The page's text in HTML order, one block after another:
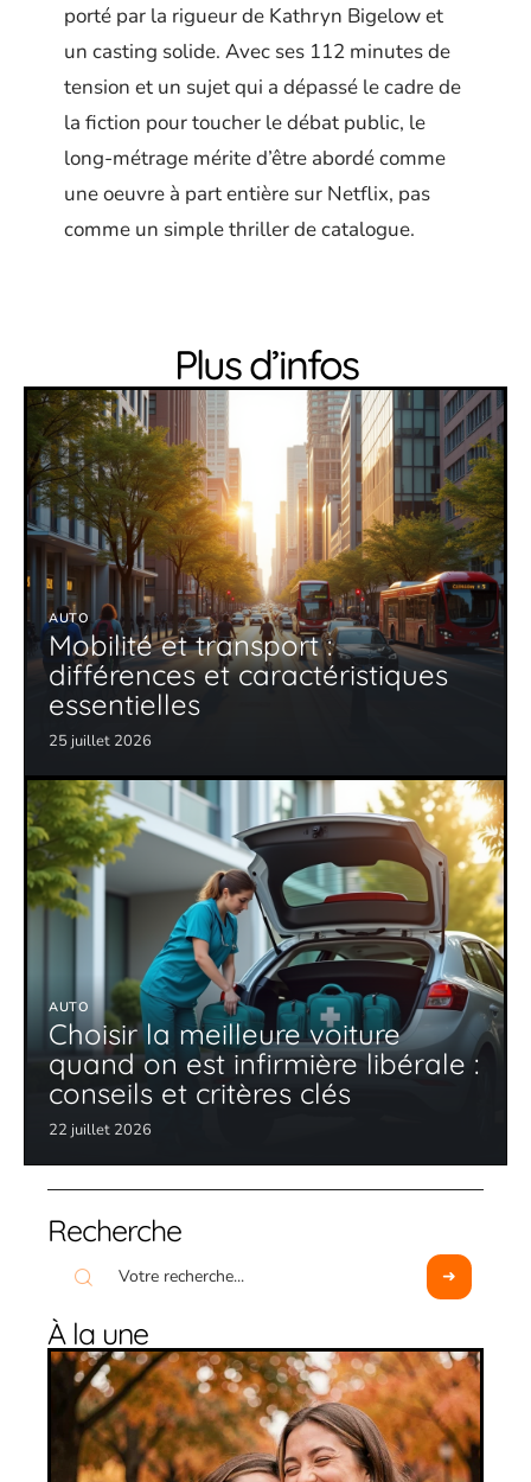
porté par la rigueur de Kathryn Bigelow et
un casting solide. Avec ses 112 minutes de
tension et un sujet qui a dépassé le cadre de
la fiction pour toucher le débat public, le
long-métrage mérite d’être abordé comme
une oeuvre à part entière sur Netflix, pas
comme un simple thriller de catalogue.
Plus d’infos
AUTO
Mobilité et transport :
différences et caractéristiques
essentielles
25 juillet 2026
AUTO
Choisir la meilleure voiture
quand on est infirmière libérale :
conseils et critères clés
22 juillet 2026
Recherche
À la une